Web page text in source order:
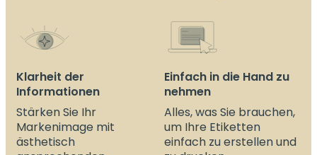
Klarheit der
Informationen
Stärken Sie Ihr
Markenimage mit
ästhetisch
Einfach in die Hand zu
nehmen
Alles, was Sie brauchen,
um Ihre Etiketten
einfach zu erstellen und